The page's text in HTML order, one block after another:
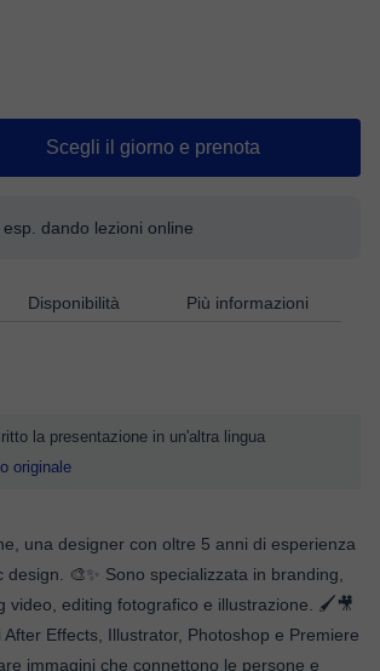
Scegli il giorno e prenota
dando lezioni online
Disponibilità Più informazioni
la presentazione in un'altra lingua
originale
una designer con oltre 5 anni di esperienza
🎨✨ Sono specializzata in branding,
video, editing fotografico e illustrazione. 🖌️🎥
Effects, Illustrator, Photoshop e Premiere
immagini che connettono le persone e